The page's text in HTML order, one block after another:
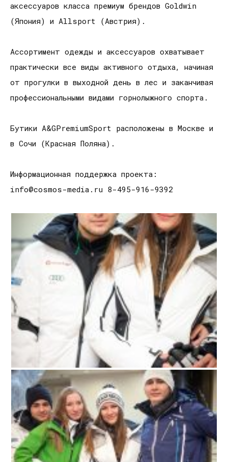
аксессуаров класса премиум брендов Goldwin
(Япония) и Allsport (Австрия).
Ассортимент одежды и аксессуаров охватывает
практически все виды активного отдыха, начиная
от прогулки в выходной день в лес и заканчивая
профессиональными видами горнолыжного спорта.
Бутики A&GPremiumSport расположены в Москве и
в Сочи (Красная Поляна).
Информационная поддержка проекта:
info@cosmos-media.ru 8-495-916-9392